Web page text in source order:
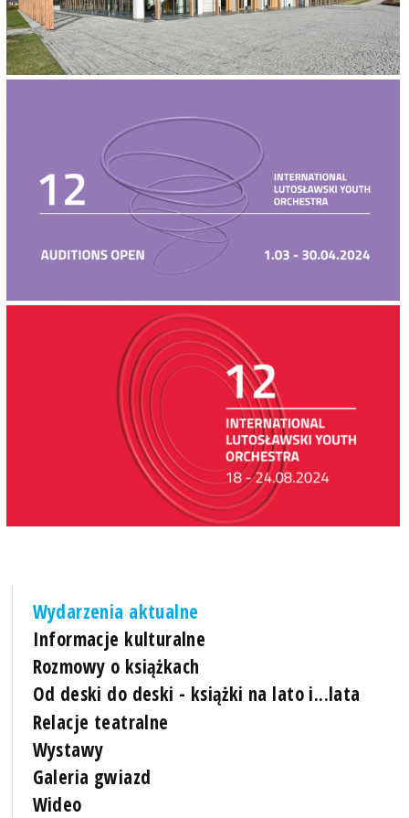
Wydarzenia aktualne
Informacje kulturalne
Rozmowy o książkach
Od deski do deski - książki na lato i...lata
Relacje teatralne
Wystawy
Galeria gwiazd
Wideo